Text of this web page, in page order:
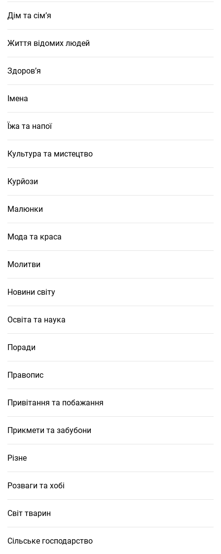
Дім та сім’я
Життя відомих людей
Здоров’я
Імена
Їжа та напої
Культура та мистецтво
Курйози
Малюнки
Мода та краса
Молитви
Новини світу
Освіта та наука
Поради
Правопис
Привітання та побажання
Прикмети та забубони
Різне
Розваги та хобі
Світ тварин
Сільське господарство